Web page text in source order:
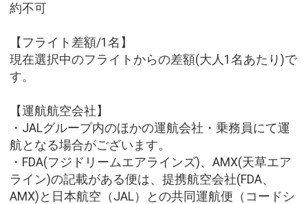
約不可
【フライト差額/1名】
現在選択中のフライトからの差額(大人1名あたり)で
す。
【運航航空会社】
・JALグループ内のほかの運航会社・乗務員にて運
航となる場合がございます。
・FDA(フジドリームエアラインズ)、AMX(天草エア
ライン)の記載がある便は、提携航空会社(FDA、
AMX)と日本航空（JAL）との共同運航便（コードシ